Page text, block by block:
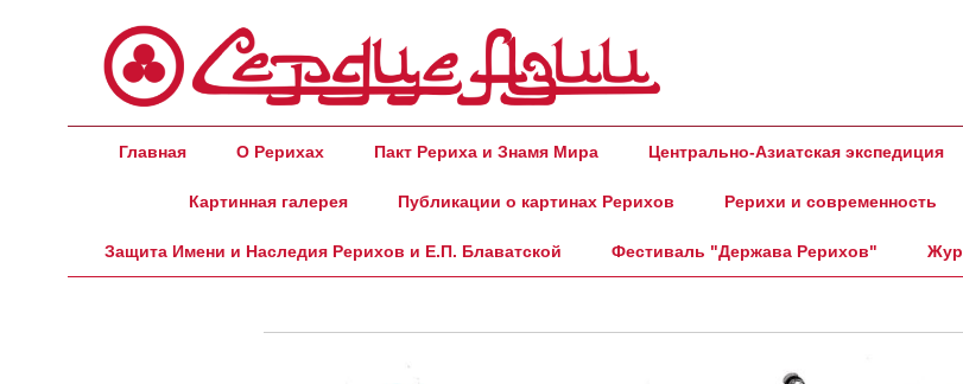
Главная О Рерихах Пакт Рериха и Знамя Мира Центрально-Азиатская экспедиция
Картинная галерея Публикации о картинах Рерихов Рерихи и современность
Защита Имени и Наследия Рерихов и Е.П. Блаватской Фестиваль "Держава Рерихов"